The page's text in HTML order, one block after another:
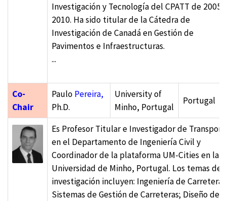
Investigación y Tecnología del CPATT de 2005 a
2010. Ha sido titular de la Cátedra de
Investigación de Canadá en Gestión de
Pavimentos e Infraestructuras.
...
Co-
Chair
Paulo Pereira,
Ph.D.
University of
Minho, Portugal
Portugal
Es Profesor Titular e Investigador de
en el Departamento de Ingeniería Civil y
Coordinador de la plataforma UM-Cities en la
Universidad de Minho, Portugal. Los temas de
investigación incluyen: Ingeniería de
Sistemas de Gestión de Carreteras; Diseño de